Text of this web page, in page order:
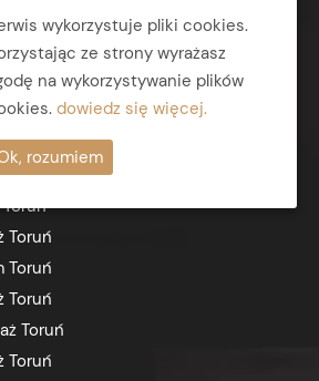
Toruń
Toruń
Toruń
Toruń
Toruń
Toruń
Toruń
wykorzystuje pliki cookies.
ze strony wyrażasz
na wykorzystywanie plików
dowiedz się więcej.
rozumiem